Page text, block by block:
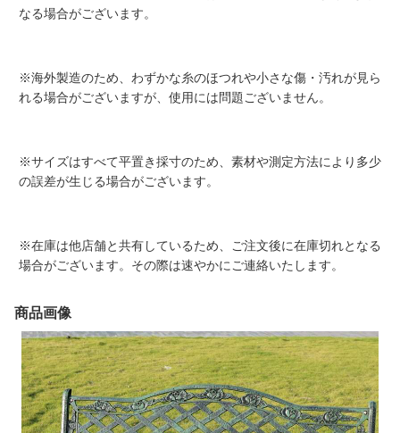
なる場合がございます。
※海外製造のため、わずかな糸のほつれや小さな傷・汚れが見ら
れる場合がございますが、使用には問題ございません。
※サイズはすべて平置き採寸のため、素材や測定方法により多少
の誤差が生じる場合がございます。
※在庫は他店舗と共有しているため、ご注文後に在庫切れとなる
場合がございます。その際は速やかにご連絡いたします。
商品画像